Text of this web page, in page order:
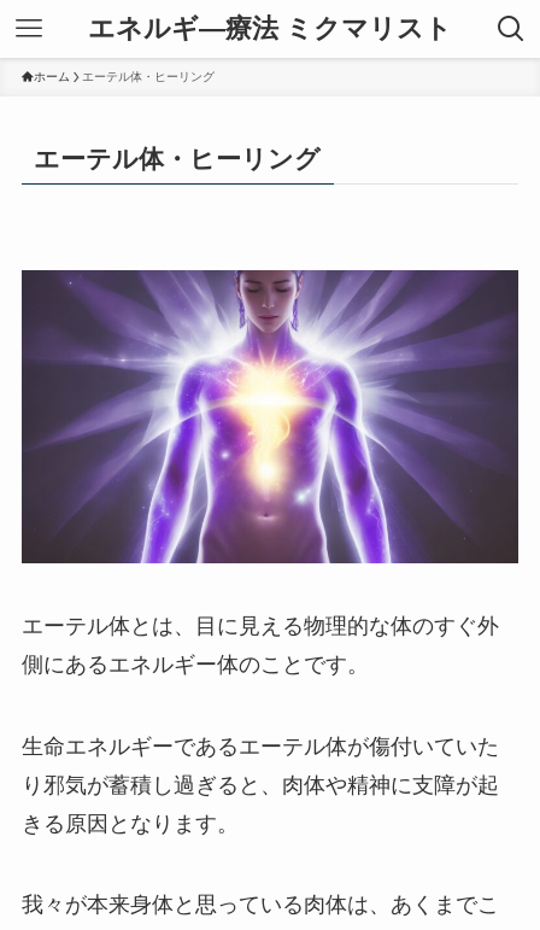
エネルギ―療法 ミクマリスト
ホーム エーテル体・ヒーリング
エーテル体・ヒーリング
エーテル体とは、目に見える物理的な体のすぐ外
側にあるエネルギー体のことです。
生命エネルギーであるエーテル体が傷付いていた
り邪気が蓄積し過ぎると、肉体や精神に支障が起
きる原因となります。
我々が本来身体と思っている肉体は、あくまでこ